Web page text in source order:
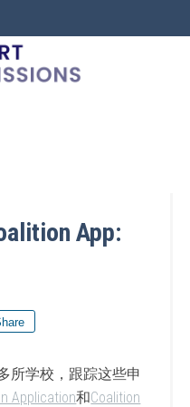
App:
所学校，跟踪这些申
Application和Coalition